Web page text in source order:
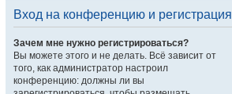
Вход на конференцию и регистрация
Зачем мне нужно регистрироваться?
Вы можете этого и не делать. Всё зависит от
того, как администратор настроил
конференцию: должны ли вы